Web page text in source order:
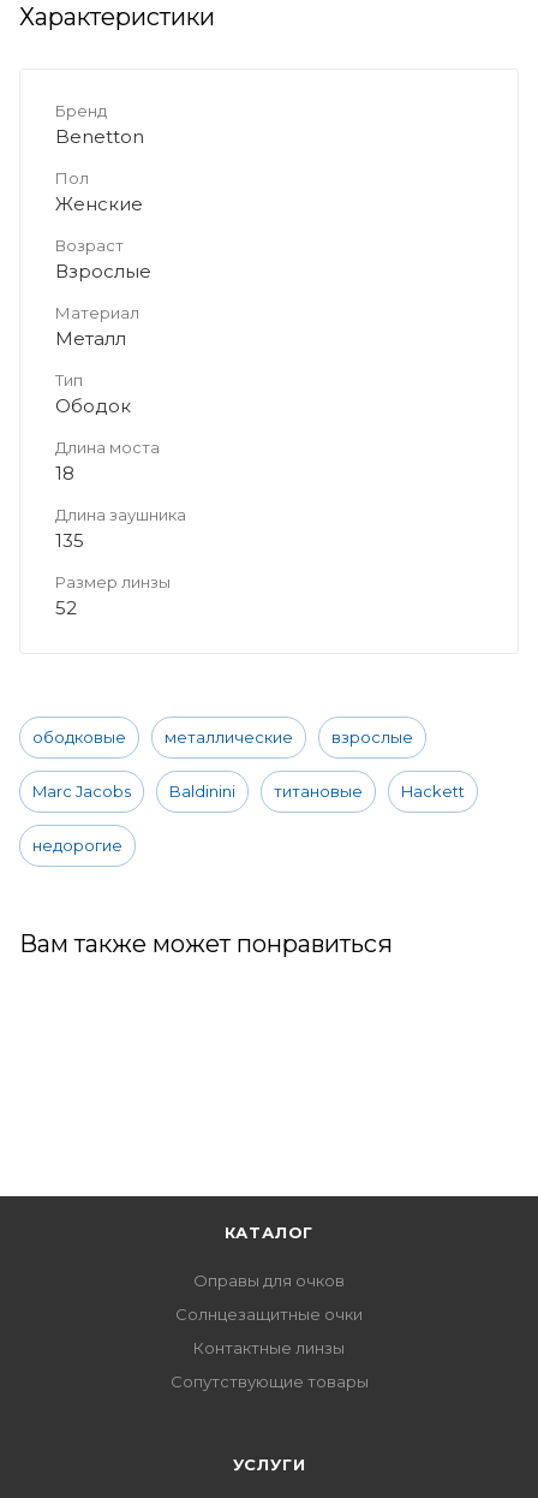
Характеристики
Бренд
Benetton
Пол
Женские
Возраст
Взрослые
Материал
Металл
Тип
Ободок
Длина моста
18
Длина заушника
135
Размер линзы
52
ободковые металлические взрослые
Marc Jacobs Baldinini титановые Hackett
недорогие
Вам также может понравиться
КАТАЛОГ
Оправы для очков
Солнцезащитные очки
Контактные линзы
Сопутствующие товары
УСЛУГИ